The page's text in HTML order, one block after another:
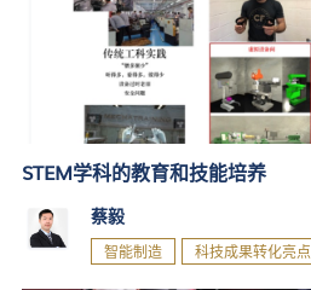
STEM学科的教育和技能培养
蔡毅
智能制造 科技成果转化亮点